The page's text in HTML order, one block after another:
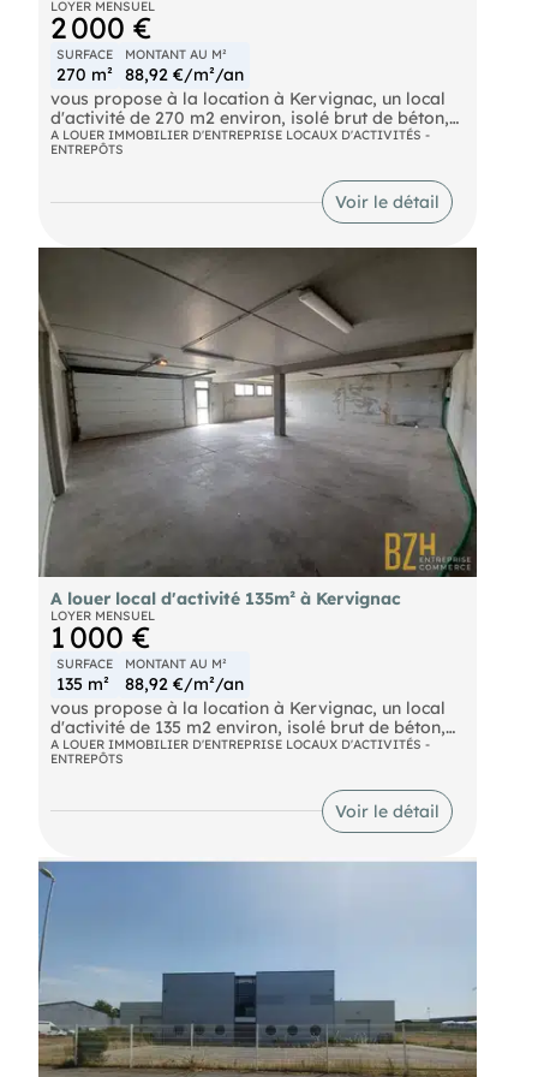
LOYER MENSUEL
2 000 €
SURFACE
270 m²
MONTANT AU M²
88,92 €/m²/an
vous propose à la location à Kervignac, un local
d'activité de 270 m2 environ, isolé brut de béton,
équipé de 2 portes sectionnelles motorisées, eau
électricité, un sanitaire (à l'extérieur du bâtiment
dans Algéco), site sécurisé avec portail, allée et
extérieur entièrement bitumé. Petit extérieur pour
du stockage. Convient parfaitement pour un
A LOUER IMMOBILIER D'ENTREPRISE LOCAUX D'ACTIVITÉS -
ENTREPÔTS
Voir le détail
A louer local d'activité 135m² à Kervignac
LOYER MENSUEL
1 000 €
SURFACE
135 m²
MONTANT AU M²
88,92 €/m²/an
vous propose à la location à Kervignac, un local
d'activité de 135 m2 environ, isolé brut de béton,
équipé d'une porte sectionnelle motorisée, eau
électricité, un sanitaire (à l'extérieur du bâtiment
dans Algéco), site sécurisé avec portail, allée et
extérieur entièrement bitumé. Petit extérieur pour
du stockage. Convient parfaitement pour un
A LOUER IMMOBILIER D'ENTREPRISE LOCAUX D'ACTIVITÉS -
ENTREPÔTS
Voir le détail